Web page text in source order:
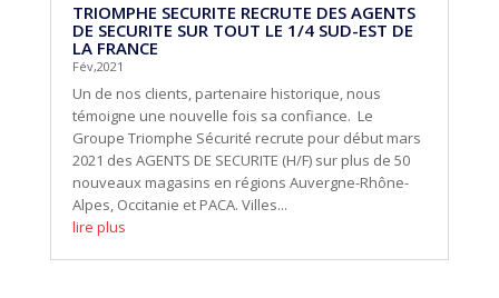
TRIOMPHE SECURITE RECRUTE DES AGENTS
DE SECURITE SUR TOUT LE 1/4 SUD-EST DE
LA FRANCE
Fév,2021
Un de nos clients, partenaire historique, nous
témoigne une nouvelle fois sa confiance. Le
Groupe Triomphe Sécurité recrute pour début mars
2021 des AGENTS DE SECURITE (H/F) sur plus de 50
nouveaux magasins en régions Auvergne-Rhône-
Alpes, Occitanie et PACA. Villes...
lire plus